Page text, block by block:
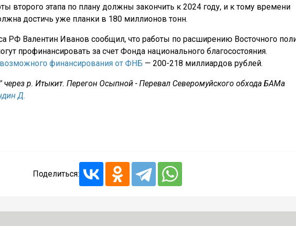
второго этапа по плану должны закончить к 2024 году, и к тому времени
достичь уже планки в 180 миллионов тонн.
РФ Валентин Иванов сообщил, что работы по расширению Восточного
профинансировать за счет Фонда национального благосостояния.
возможного финансирования от ФНБ — 200-218 миллиардов рублей.
через р. Итыкит. Перегон Осыпной - Перевал Северомуйского обхода БАМа
Д.
Поделиться: